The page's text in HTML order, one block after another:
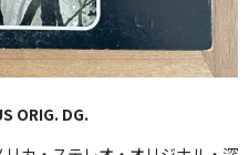
ORIG. DG.